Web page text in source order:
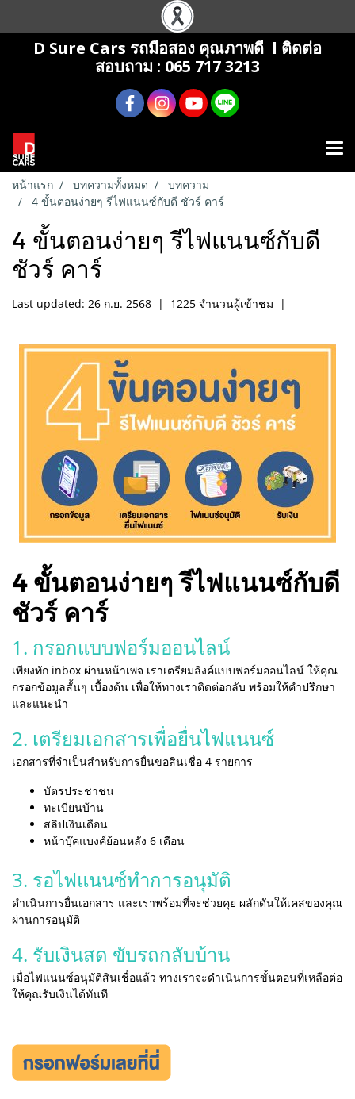
D Sure Cars รถมือสอง คุณภาพดี l ติดต่อ
สอบถาม : 065 717 3213
หน้าแรก บทความทั้งหมด
บทความ
4 ขั้นตอนง่ายๆ รีไฟแนนซ์กับดี ชัวร์ คาร์
4 ขั้นตอนง่ายๆ รีไฟแนนซ์กับดี
ชัวร์ คาร์
Last updated: 26 ก.ย. 2568 | 1225 จำนวนผู้เข้าชม |
4 ขั้นตอนง่ายๆ รีไฟแนนซ์กับดี
ชัวร์ คาร์
1. กรอกแบบฟอร์มออนไลน์
เพียงทัก inbox ผ่านหน้าเพจ เราเตรียมลิงค์แบบฟอร์มออนไลน์ ให้คุณ
กรอกข้อมูลสั้นๆ เบื้องต้น เพื่อให้ทางเราติดต่อกลับ พร้อมให้คำปรึกษา
และแนะนำ
2. เตรียมเอกสารเพื่อยื่นไฟแนนซ์
เอกสารที่จำเป็นสำหรับการยื่นขอสินเชื่อ 4 รายการ
บัตรประชาชน
ทะเบียนบ้าน
สลิปเงินเดือน
หน้าบุ๊คแบงค์ย้อนหลัง 6 เดือน
3. รอไฟแนนซ์ทำการอนุมัติ
ดำเนินการยื่นเอกสาร และเราพร้อมที่จะช่วยคุย ผลักดันให้เคสของคุณ
ผ่านการอนุมัติ
4. รับเงินสด ขับรถกลับบ้าน
เมื่อไฟแนนซ์อนุมัติสินเชื่อแล้ว ทางเราจะดำเนินการขั้นตอนที่เหลือต่อ
ให้คุณรับเงินได้ทันที